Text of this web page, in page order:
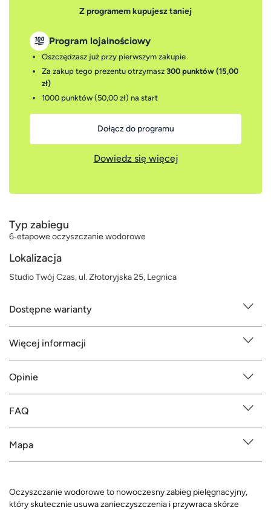
Z programem kupujesz taniej
Program lojalnościowy
Oszczędzasz już przy pierwszym zakupie
Za zakup tego prezentu otrzymasz 300 punktów (15,00
zł)
1000 punktów (50,00 zł) na start
Dołącz do programu
Dowiedz się więcej
Typ zabiegu
6‑etapowe oczyszczanie wodorowe
Lokalizacja
Studio Twój Czas, ul. Złotoryjska 25, Legnica
Dostępne warianty
Więcej informacji
Opinie
FAQ
Mapa
Oczyszczanie wodorowe to nowoczesny zabieg pielęgnacyjny,
który skutecznie usuwa zanieczyszczenia i przywraca skórze